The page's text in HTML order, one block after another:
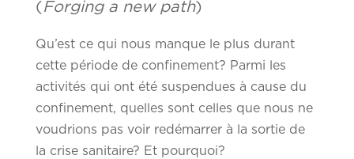
(Forging a new path)
Qu’est ce qui nous manque le plus durant
cette période de confinement? Parmi les
activités qui ont été suspendues à cause du
confinement, quelles sont celles que nous ne
voudrions pas voir redémarrer à la sortie de
la crise sanitaire? Et pourquoi?